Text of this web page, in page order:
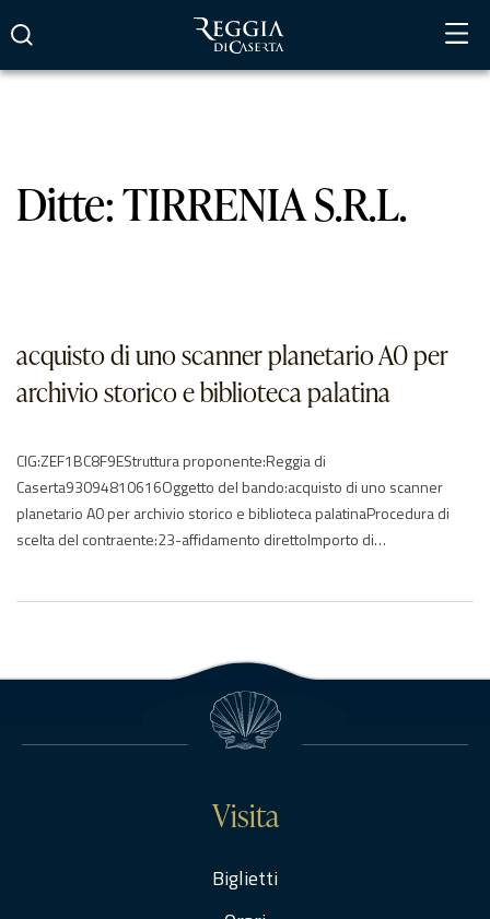
contenuto
Ditte:TIRRENIA S.R.L.
acquisto di uno scanner planetario A0 per
archivio storico e biblioteca palatina
CIG:ZEF1BC8F9EStruttura proponente:Reggia di
Caserta93094810616Oggetto del bando:acquisto di uno scanner
planetario A0 per archivio storico e biblioteca palatinaProcedura di
scelta del contraente:23-affidamento direttoImporto di
aggiudicatariNessun aggiudicatario…Rep determine 132 _2017
Visita
Biglietti